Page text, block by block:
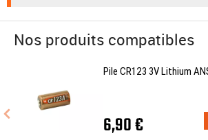
Nos produits compatibles
Pile CR123 3V Lithium
6,90 €